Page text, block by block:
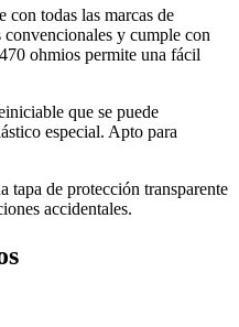
con todas las marcas de
convencionales y cumple con
ohmios permite una fácil
que se puede
especial. Apto para
tapa de protección transparente
accidentales.